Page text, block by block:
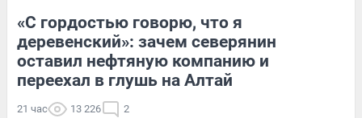
«С гордостью говорю, что я
деревенский»: зачем северянин
оставил нефтяную компанию и
переехал в глушь на Алтай
21 час 13 226 2